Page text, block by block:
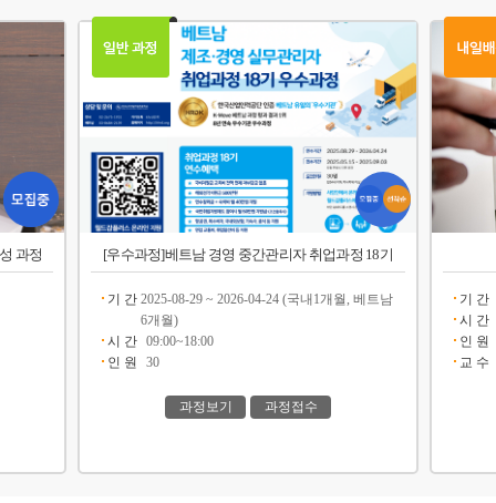
과정 [우수과정]베트남 경영 중간관리자 취업과정 18기
기 간 2025-08-29 ~ 2026-04-24 (국내1개월, 베트남
6개월)
시 간 09:00~18:00
인 원
30
과정보기 과정접수
기 간
시 간
인 원
교 수